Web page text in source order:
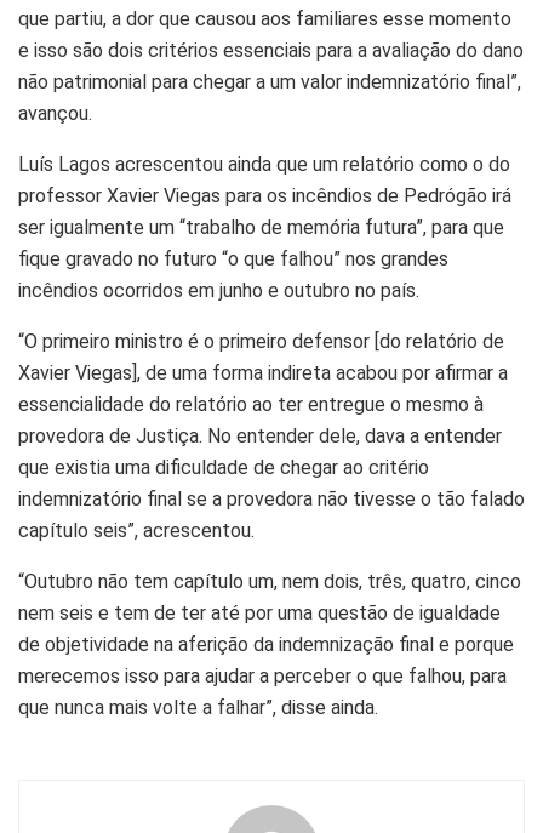
que partiu, a dor que causou aos familiares esse momento
e isso são dois critérios essenciais para a avaliação do dano
não patrimonial para chegar a um valor indemnizatório final”,
avançou.
Luís Lagos acrescentou ainda que um relatório como o do
professor Xavier Viegas para os incêndios de Pedrógão irá
ser igualmente um “trabalho de memória futura”, para que
fique gravado no futuro “o que falhou” nos grandes
incêndios ocorridos em junho e outubro no país.
“O primeiro ministro é o primeiro defensor [do relatório de
Xavier Viegas], de uma forma indireta acabou por afirmar a
essencialidade do relatório ao ter entregue o mesmo à
provedora de Justiça. No entender dele, dava a entender
que existia uma dificuldade de chegar ao critério
indemnizatório final se a provedora não tivesse o tão falado
capítulo seis”, acrescentou.
“Outubro não tem capítulo um, nem dois, três, quatro, cinco
nem seis e tem de ter até por uma questão de igualdade
de objetividade na aferição da indemnização final e porque
merecemos isso para ajudar a perceber o que falhou, para
que nunca mais volte a falhar”, disse ainda.